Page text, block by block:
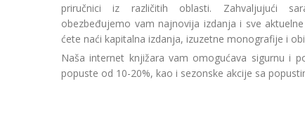
priručnici iz različitih oblasti. Zahvaljujući
obezbeđujemo vam najnovija izdanja i sve
ćete naći kapitalna izdanja, izuzetne monografije i
Naša internet knjižara vam omogućava sigurnu i
popuste od 10-20%, kao i sezonske akcije sa